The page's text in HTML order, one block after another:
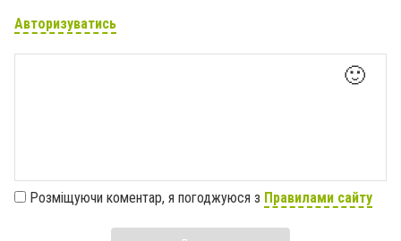
Авторизуватись
🙂
Розміщуючи коментар, я погоджуюся з Правилами сайту